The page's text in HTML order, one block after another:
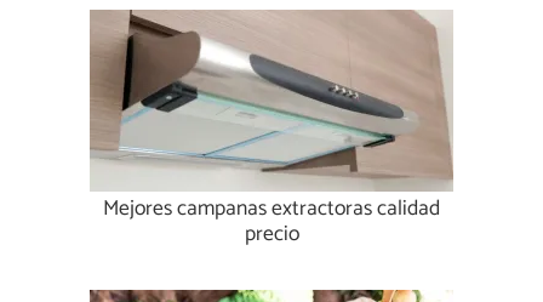
Mejores campanas extractoras calidad
precio